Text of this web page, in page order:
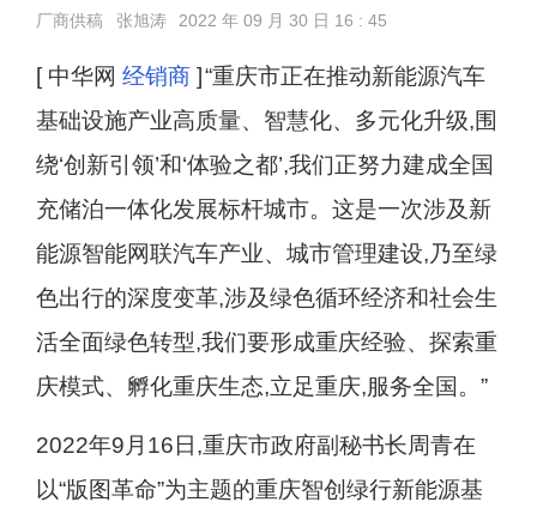
厂商供稿 张旭涛 2022 年 09 月 30 日 16 : 45
[ 中华网 经销商] “重庆市正在推动新能源汽车
基础设施产业高质量、智慧化、多元化升级,围
绕‘创新引领’和‘体验之都’,我们正努力建成全国
充储泊一体化发展标杆城市。这是一次涉及新
能源智能网联汽车产业、城市管理建设,乃至绿
色出行的深度变革,涉及绿色循环经济和社会生
活全面绿色转型,我们要形成重庆经验、探索重
庆模式、孵化重庆生态,立足重庆,服务全国。”
2022年9月16日,重庆市政府副秘书长周青在
以“版图革命”为主题的重庆智创绿行新能源基